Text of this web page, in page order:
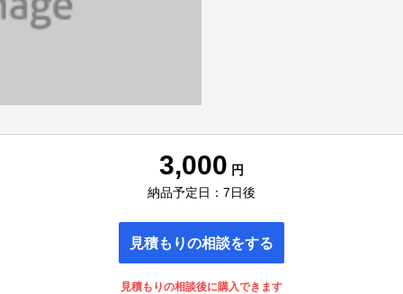
3,000 円
納品予定日：7日後
見積もりの相談をする
見積もりの相談後に購入できます